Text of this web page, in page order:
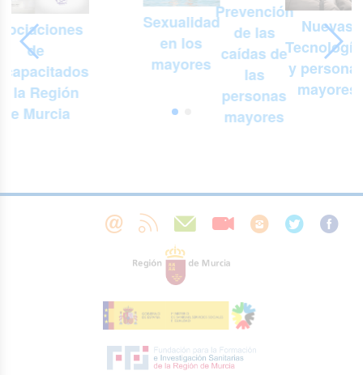
de
la Región
de Murcia
Sexualidad
en los
mayores
Prevención
de las
caídas de
las
personas
mayores
Nuevas
y
mayores